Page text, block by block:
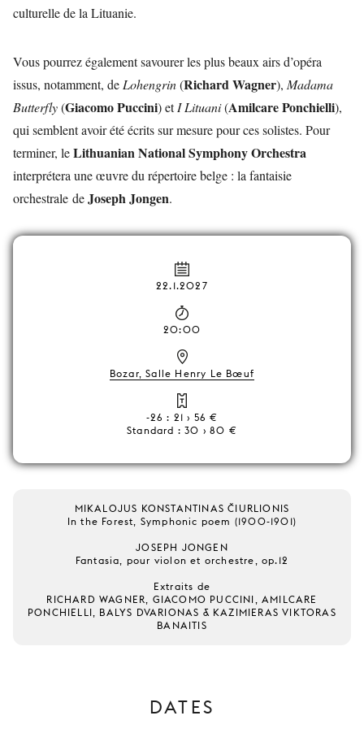
culturelle de la Lituanie.
Vous pourrez également savourer les plus beaux airs d’opéra
issus, notamment, de Lohengrin(RichardWagner), Madama
Butterfly(GiacomoPuccini) etI Lituani(AmilcarePonchielli),
qui semblent avoir été écrits sur mesure pour ces solistes. Pour
terminer, leLithuanian National Symphony Orchestra
interprétera une œuvre du répertoire belge : la fantaisie
orchestrale deJosephJongen.
22.1.2027
20:00
Bozar, Salle Henry Le Bœuf
-26 : 21 › 56 €
Standard : 30 › 80 €
MIKALOJUS KONSTANTINAS ČIURLIONIS
In the Forest, Symphonic poem (1900-1901)
JOSEPH JONGEN
Fantasia, pour violon et orchestre, op.12
Extraits de
RICHARD WAGNER, GIACOMO PUCCINI, AMILCARE
PONCHIELLI, BALYS DVARIONAS & KAZIMIERAS VIKTORAS
BANAITIS
DATES